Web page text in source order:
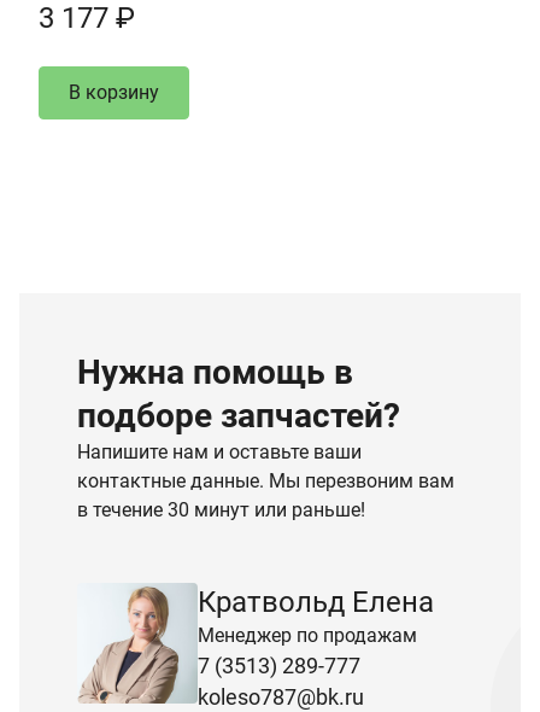
3 177 ₽
В корзину
Нужна помощь в
подборе запчастей?
Напишите нам и оставьте ваши
контактные данные. Мы перезвоним вам
в течение 30 минут или раньше!
Кратвольд Елена
Менеджер по продажам
7 (3513) 289-777
koleso787@bk.ru